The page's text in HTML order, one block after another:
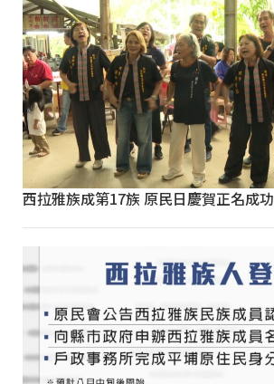
西拉雅族成第17族 原民日慶賀正名成功